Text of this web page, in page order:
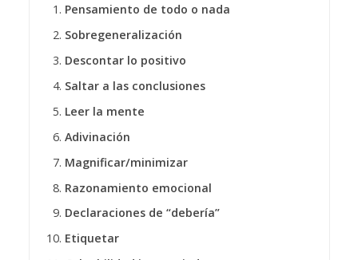
Pensamiento de todo o nada
Sobregeneralización
Descontar lo positivo
Saltar a las conclusiones
Leer la mente
Adivinación
Magnificar/minimizar
Razonamiento emocional
Declaraciones de “debería”
Etiquetar